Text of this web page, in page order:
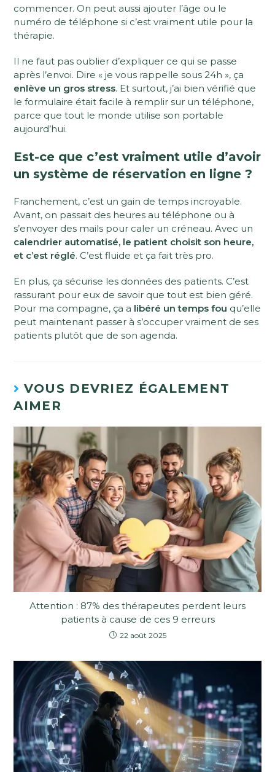
commencer. On peut aussi ajouter l’âge ou le
numéro de téléphone si c’est vraiment utile pour la
thérapie.
Il ne faut pas oublier d’expliquer ce qui se passe
après l’envoi. Dire « je vous rappelle sous 24h », ça
enlève un gros stress. Et surtout, j’ai bien vérifié que
le formulaire était facile à remplir sur un téléphone,
parce que tout le monde utilise son portable
aujourd’hui.
Est-ce que c’est vraiment utile d’avoir
un système de réservation en ligne ?
Franchement, c’est un gain de temps incroyable.
Avant, on passait des heures au téléphone ou à
s’envoyer des mails pour caler un créneau. Avec un
calendrier automatisé, le patient choisit son heure,
et c’est réglé. C’est fluide et ça fait très pro.
En plus, ça sécurise les données des patients. C’est
rassurant pour eux de savoir que tout est bien géré.
Pour ma compagne, ça a libéré un temps fou qu’elle
peut maintenant passer à s’occuper vraiment de ses
patients plutôt que de son agenda.
VOUS DEVRIEZ ÉGALEMENT
AIMER
Attention : 87% des thérapeutes perdent leurs
patients à cause de ces 9 erreurs
22 août 2025